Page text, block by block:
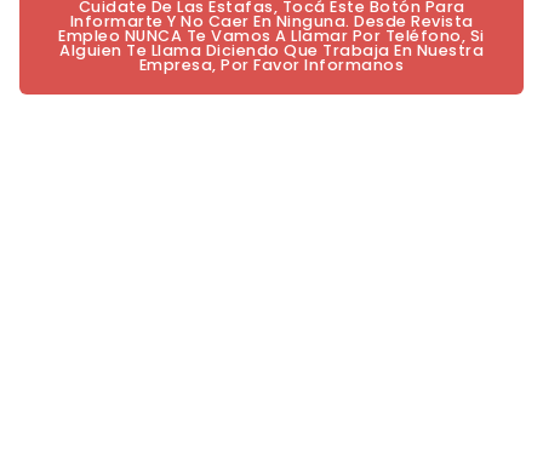
Cuidate De Las Estafas, Tocá Este Botón Para
Informarte Y No Caer En Ninguna. Desde Revista
Empleo NUNCA Te Vamos A Llamar Por Teléfono, Si
Alguien Te Llama Diciendo Que Trabaja En Nuestra
Empresa, Por Favor Informanos